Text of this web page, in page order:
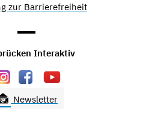
zur Barrierefreiheit
Interaktiv
Newsletter